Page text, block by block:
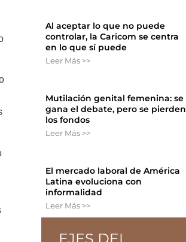
Al aceptar lo que no puede
controlar, la Caricom se centra
en lo que sí puede
Leer Más >>
Mutilación genital femenina: se
gana el debate, pero se pierden
los fondos
Leer Más >>
El mercado laboral de América
Latina evoluciona con
informalidad
Leer Más >>